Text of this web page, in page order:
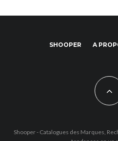
SHOOPER A
Shooper - Catalogues des Marques,